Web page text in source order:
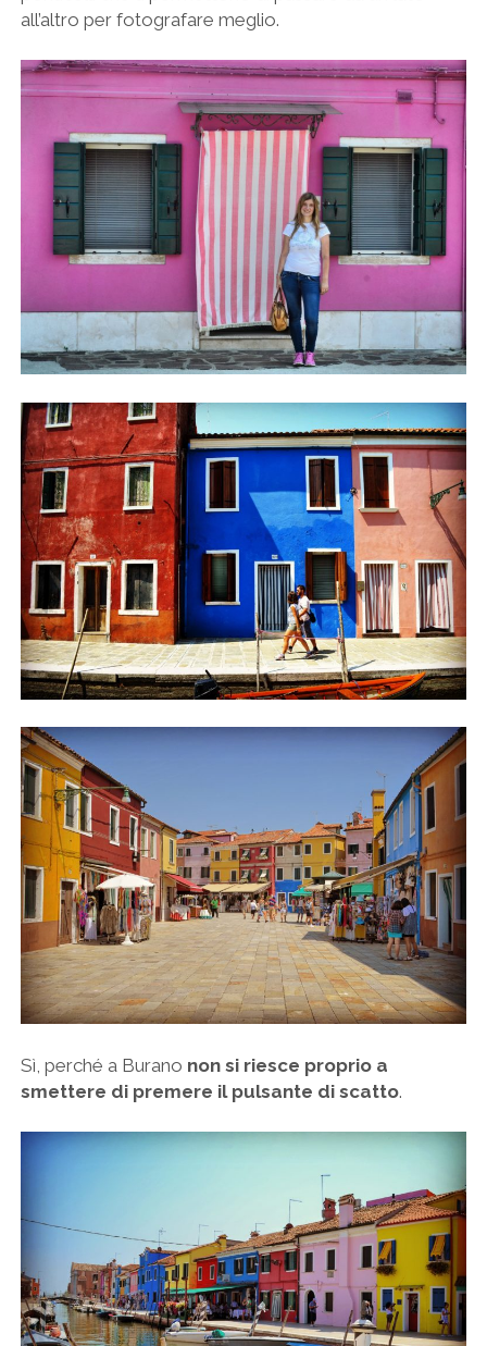
all’altro per fotografare meglio.
Sì, perché a Burano non si riesce proprio a
smettere di premere il pulsante di scatto.